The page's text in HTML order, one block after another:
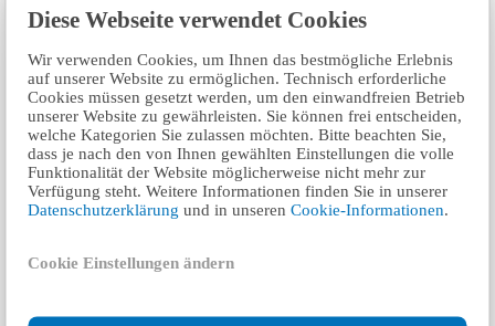
Diese Webseite verwendet Cookies
Wir verwenden Cookies, um Ihnen das bestmögliche Erlebnis
auf unserer Website zu ermöglichen. Technisch erforderliche
Cookies müssen gesetzt werden, um den einwandfreien Betrieb
unserer Website zu gewährleisten. Sie können frei entscheiden,
welche Kategorien Sie zulassen möchten. Bitte beachten Sie,
dass je nach den von Ihnen gewählten Einstellungen die volle
Funktionalität der Website möglicherweise nicht mehr zur
Verfügung steht. Weitere Informationen finden Sie in unserer
Datenschutzerklärungund in unserenCookie-Informationen.
Cookie Einstellungen ändern